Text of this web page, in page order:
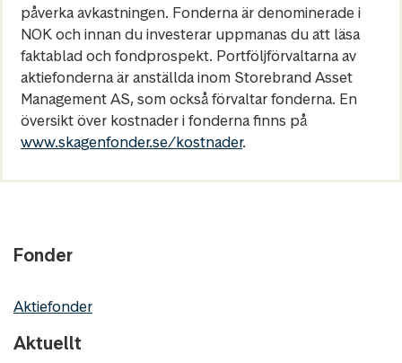
påverka avkastningen. Fonderna är denominerade i
NOK och innan du investerar uppmanas du att läsa
faktablad och fondprospekt. Portföljförvaltarna av
aktiefonderna är anställda inom Storebrand Asset
Management AS, som också förvaltar fonderna. En
översikt över kostnader i fonderna finns på
www.skagenfonder.se/kostnader.
Fonder
Aktiefonder
Aktuellt